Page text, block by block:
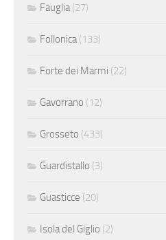
Fauglia(27)
Follonica(133)
Forte dei Marmi (22)
Gavorrano (12)
Grosseto (433)
Guardistallo (3)
Guasticce (20)
Isola del Giglio (2)